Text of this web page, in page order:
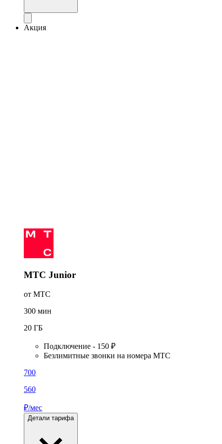
Акция
МТС Junior
от МТС
300 мин
20 ГБ
Подключение - 150 ₽
Безлимитные звонки на номера МТС
700
560
₽/мес
Детали тарифа